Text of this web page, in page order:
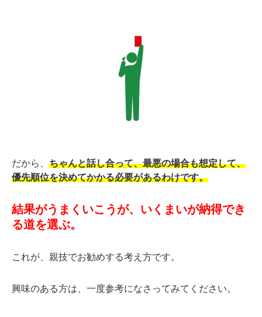
だから、 ちゃんと話し合って、最悪の場合も想定して、
優先順位を決めてかかる必要があるわけです。
結果がうまくいこうが、いくまいが納得でき
る道を選ぶ。
これが、親技でお勧めする考え方です。
興味のある方は、一度参考になさってみてください。